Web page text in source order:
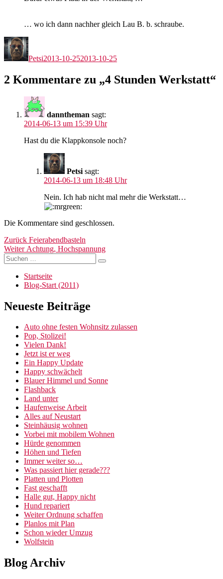
… wo ich dann nachher gleich Lau B. b. schraube.
Autor
Petsi2013-10-252013-10-25
2 Kommentare zu „4 Stunden Werkstatt“
danntheman sagt:
2014-06-13 um 15:39 Uhr
Hast du die Klappkonsole noch?
Petsi sagt:
2014-06-13 um 18:48 Uhr
Nein. Ich hab nicht mal mehr die Werkstatt…
Die Kommentare sind geschlossen.
Beitragsnavigation
Zurück Vorheriger
Beitrag:
Feierabendbasteln
Weiter Nächster
Beitrag:
Achtung, Hochspannung
Suchen
nach:
Suchen
Startseite
Blog-Start (2011)
Neueste Beiträge
Auto ohne festen Wohnsitz zulassen
Pop, Stolizei!
Vielen Dank!
Jetzt ist er weg
Ein Happy Update
Happy schwächelt
Blauer Himmel und Sonne
Flashback
Land unter
Haufenweise Arbeit
Alles auf Neustart
Steinhäusig wohnen
Vorbei mit mobilem Wohnen
Hürde genommen
Höhen und Tiefen
Immer weiter so…
Was passiert hier gerade???
Platten und Plotten
Fast geschafft
Halle gut, Happy nicht
Hund repariert
Weiter Ordnung schaffen
Planlos mit Plan
Schon wieder Umzug
Wolfstein
Blog Archiv